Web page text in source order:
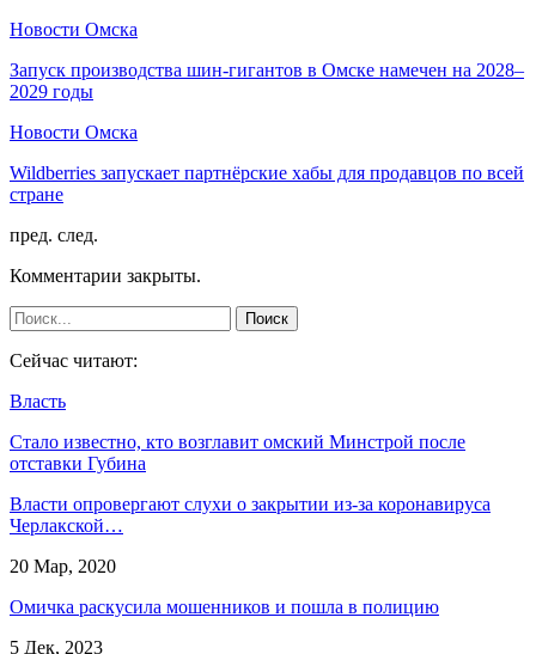
Новости Омска
Запуск производства шин-гигантов в Омске намечен на 2028–
2029 годы
Новости Омска
Wildberries запускает партнёрские хабы для продавцов по всей
стране
пред. след.
Комментарии закрыты.
Сейчас читают:
Власть
Стало известно, кто возглавит омский Минстрой после
отставки Губина
Власти опровергают слухи о закрытии из-за коронавируса
Черлакской…
20 Мар, 2020
Омичка раскусила мошенников и пошла в полицию
5 Дек, 2023